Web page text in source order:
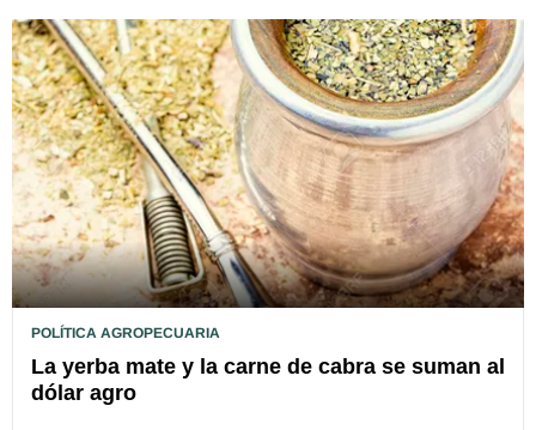
POLÍTICA AGROPECUARIA
La yerba mate y la carne de cabra se suman al
dólar agro